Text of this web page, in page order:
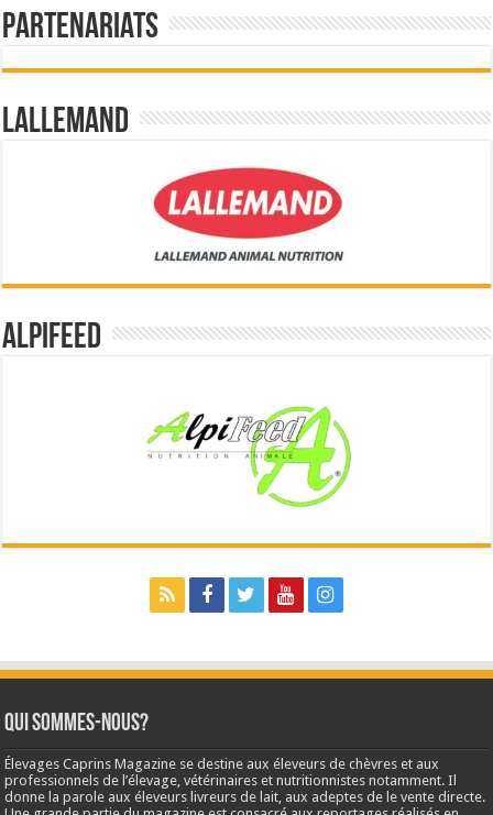
Partenariats
Lallemand
Alpifeed
Qui sommes-nous?
Élevages Caprins Magazine se destine aux éleveurs de chèvres et aux
professionnels de l’élevage, vétérinaires et nutritionnistes notamment. Il
donne la parole aux éleveurs livreurs de lait, aux adeptes de le vente directe.